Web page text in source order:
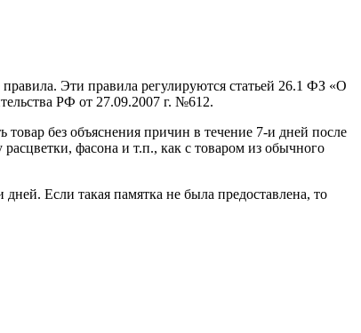
Эти правила регулируются статьей 26.1 ФЗ «О
РФ от 27.09.2007 г. №612.
товар без объяснения причин в течение 7-и дней после
фасона и т.п., как с товаром из обычного
Если такая памятка не была предоставлена, то